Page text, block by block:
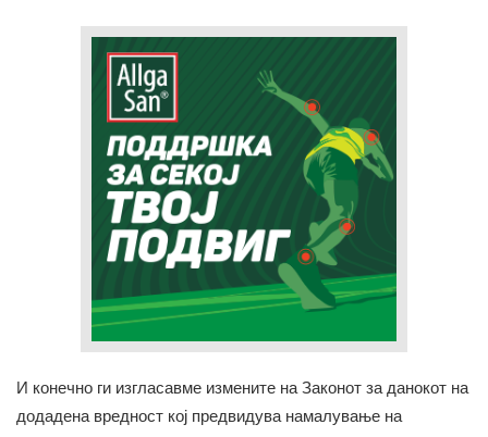
И конечно ги изгласавме измените на Законот за данокот на
додадена вредност кој предвидува намалување на